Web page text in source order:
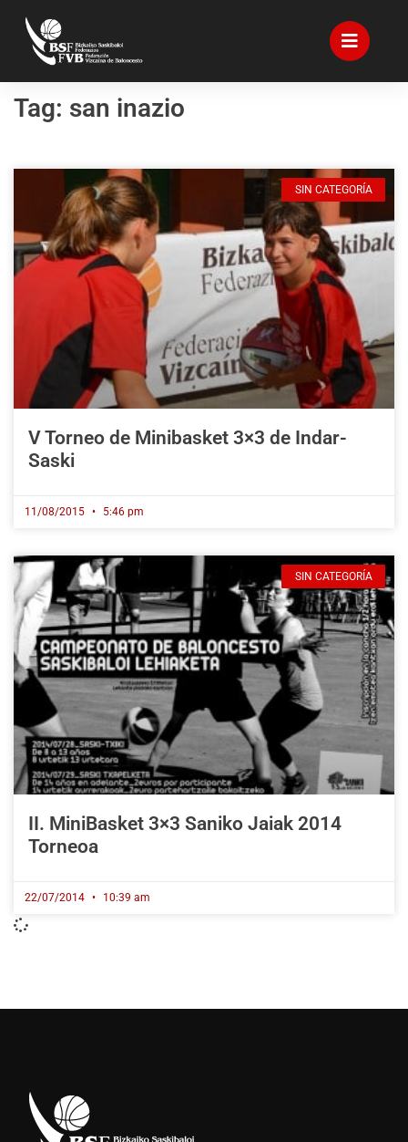
Tag: san inazio
SIN CATEGORÍA
V Torneo de Minibasket 3×3 de Indar-
Saski
11/08/2015 5:46 pm
SIN CATEGORÍA
II. MiniBasket 3×3 Saniko Jaiak 2014
Torneoa
22/07/2014 10:39 am